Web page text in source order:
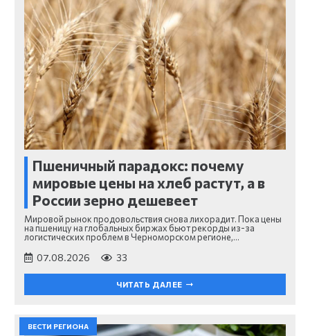
Пшеничный парадокс: почему
мировые цены на хлеб растут, а в
России зерно дешевеет
Мировой рынок продовольствия снова лихорадит. Пока цены
на пшеницу на глобальных биржах бьют рекорды из-за
логистических проблем в Черноморском регионе,…
07.08.2026 33
ЧИТАТЬ ДАЛЕЕ
ВЕСТИ РЕГИОНА